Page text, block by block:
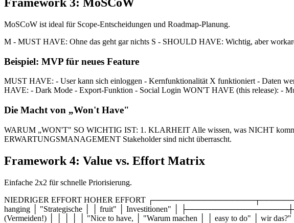
MoSCoW ist ideal für Scope-Entscheidungen und Roadmap-Planung.
M - MUST HAVE: Ohne das geht gar nichts S - SHOULD HAVE: Wichtig, aber
Beispiel: MVP für neues Feature
MUST HAVE: - User kann sich einloggen - Kernfunktionalität X funktioniert - Daten
HAVE: - Dark Mode - Export-Funktion - Social Login WON'T HAVE (this release): -
Die Macht von „Won't Have"
WARUM „WON'T" SO WICHTIG IST: 1. KLARHEIT Alle wissen, was NICHT
ERWARTUNGSMANAGEMENT Stakeholder sind nicht überrascht.
Framework 4: Value vs. Effort Matrix
Einfache 2x2 für schnelle Priorisierung.
NIEDRIGER EFFORT HOHER EFFORT
hanging │ "Strategische │ │ fruit" │ Investitionen" │
(Vermeiden!) │ │ │ │ │ "Nice to have, │ "Warum machen │ │ easy to do" │